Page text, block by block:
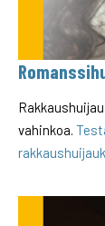
vahinkoa.